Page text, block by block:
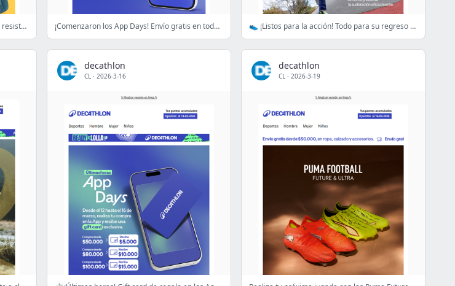
Probablemente aquí está la mochila más resistente que vas a tener. 🎒 ¡Comenzaron los App Days! Envío gratis en todas tus compras 🤩 👟 ¡Listos para la acción! Todo para su regreso a clases
decathlon
CL · 2026-3-16
decathlon
CL · 2026-3-19